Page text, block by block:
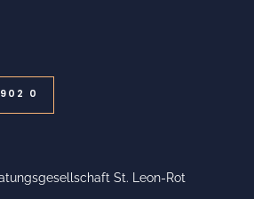
0
St. Leon-Rot